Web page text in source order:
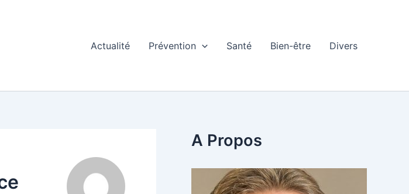
Actualité Prévention Santé Bien-être Divers
A Propos